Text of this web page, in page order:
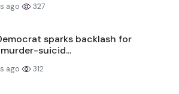
ago 327
sparks backlash for
suicid...
ago 312